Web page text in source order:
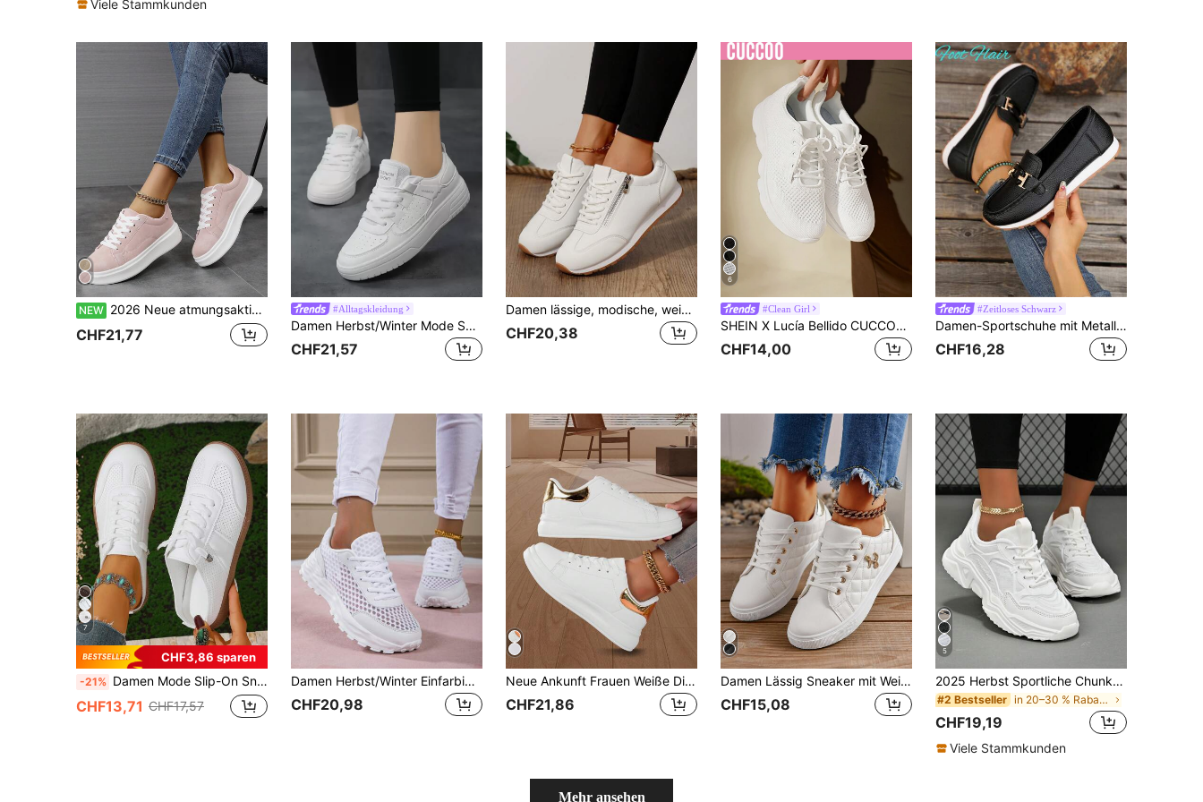
Viele Stammkunden
NEW 2026 Neue atmungsaktive Mode Damen Lässig Sneaker mit weicher Sohle, Damen Lässig Patchwork Multifunktions Plateau Schuhe, personalisierte Outdoor Mode Business Schnürschuhe für Paar, geeignet für alle Jahreszeiten
CHF21,77
#Alltagskleidung
Damen Herbst/Winter Mode Segeltuchschuhe, einfache weiße Lässig Sneaker mit niedriger Spitze, vielseitig und leicht
CHF21,57
Damen lässige, modische, weiche, bequeme, leichtgewichtige, vielseitige Athletikschuhe
CHF20,38
6
#Clean Girl
SHEIN X Lucía Bellido CUCCOO BASICS Modische Damensportschuhe für den Sommerurlaub, Sommerschlussverkauf Sportschuhe, Lässig Schuhe, Schulanfang Schuhe, Studentenschuhe, Weihnachten, Herbst, Neujahrsfeiertage
CHF14,00
#Zeitloses Schwarz
Damen-Sportschuhe mit Metallschnallen-Dekor, schwarze weiche Sohle, lässiger Alltagsstil
CHF16,28
7
CHF3,86 sparen
-21% Damen Mode Slip-On Sneaker, einfarbige Sport Schnürsenkel mit Metallösen, Casual Flache Loafer für den täglichen Gebrauch, Damen Sportschuhe
CHF13,71 CHF17,57
Damen Herbst/Winter Einfarbige Niedrig-Top Lässig Sportschuhe, bequem, atmungsaktiv und leicht, geeignet für Laufen und Training, Sneaker für Frauen
CHF20,98
Neue Ankunft Frauen Weiße Dicke Sohlen Sneakers, Freizeit Atmungsaktive Sportschuhe Mit Bequemer Weicher Einlegesohle, Rutschfest, Geruchshemmend, Haltbar Auf Reisen
CHF21,86
Damen Lässig Sneaker mit Weichsohle, vielseitig einsetzbar für Frühling, Sommer, Herbst, leicht, modisch, geeignet für Studenten, minimalistisches Design
CHF15,08
5
2025 Herbst Sportliche Chunky Sneaker für Damen, Sneaker mit Schnürung und Buchstabengrafik, vielseitige weiße Schuhe für Damen
#2 Bestseller in 20–30 % Rabatt Damen Sportschuhe
CHF19,19
Viele Stammkunden
Mehr ansehen